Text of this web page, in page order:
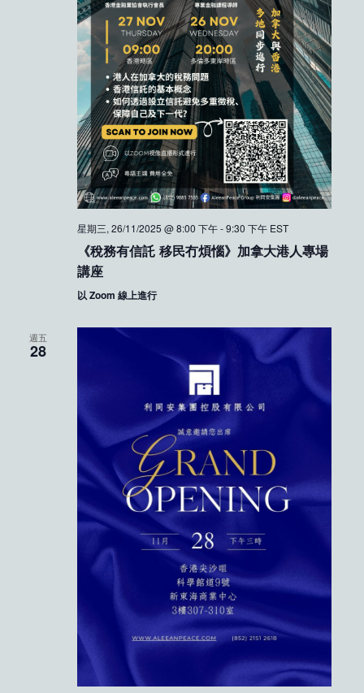
星期三, 26/11/2025 @ 8:00 下午-9:30 下午 EST
《稅務有信託 移民冇煩惱》加拿大港人專場
講座
以 Zoom 線上進行
週五
28